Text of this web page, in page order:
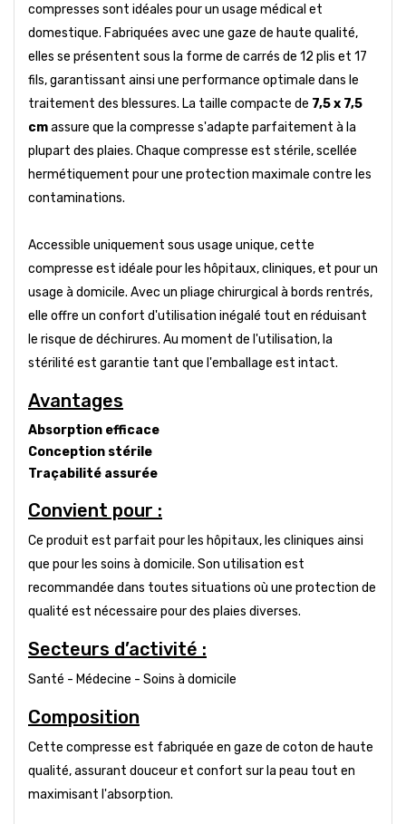
compresses sont idéales pour un usage médical et
domestique. Fabriquées avec une gaze de haute qualité,
elles se présentent sous la forme de carrés de 12 plis et 17
fils, garantissant ainsi une performance optimale dans le
traitement des blessures. La taille compacte de 7,5 x 7,5
cmassure que la compresse s'adapte parfaitement à la
plupart des plaies. Chaque compresse est stérile, scellée
hermétiquement pour une protection maximale contre les
contaminations.
Accessible uniquement sous usage unique, cette
compresse est idéale pour les hôpitaux, cliniques, et pour un
usage à domicile. Avec un pliage chirurgical à bords rentrés,
elle offre un confort d'utilisation inégalé tout en réduisant
le risque de déchirures. Au moment de l'utilisation, la
stérilité est garantie tant que l'emballage est intact.
Avantages
Absorption efficace
Conception stérile
Traçabilité assurée
Convient pour :
Ce produit est parfait pour les hôpitaux, les cliniques ainsi
que pour les soins à domicile. Son utilisation est
recommandée dans toutes situations où une protection de
qualité est nécessaire pour des plaies diverses.
Secteurs d’activité :
Santé - Médecine - Soins à domicile
Composition
Cette compresse est fabriquée en gaze de coton de haute
qualité, assurant douceur et confort sur la peau tout en
maximisant l'absorption.